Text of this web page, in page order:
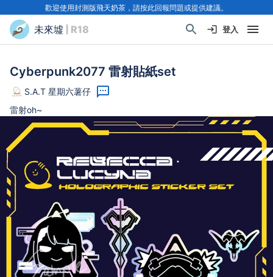
歡迎使用封測版飛天奶茶，請按此回報問題或提供建議。
未來墟 | R18 登入
Cyberpunk2077 雷射貼紙set
S.A.T 星期六薯仔
雷射oh~